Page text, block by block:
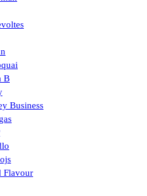
B
Business
Flavour